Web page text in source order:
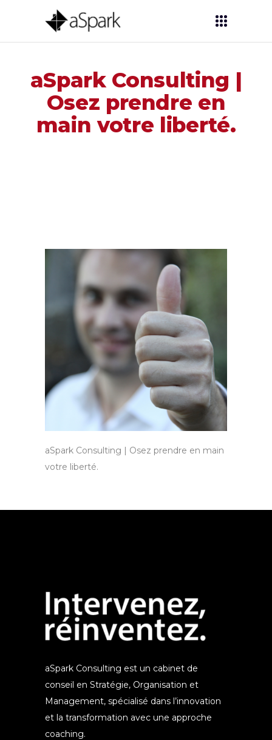
aSpark Consulting |
Osez prendre en
main votre liberté.
aSpark Consulting | Osez prendre en main
votre liberté.
aSpark Consulting est un cabinet de
conseil en Stratégie, Organisation et
Management, spécialisé dans l’innovation
et la transformation avec une approche
coaching.